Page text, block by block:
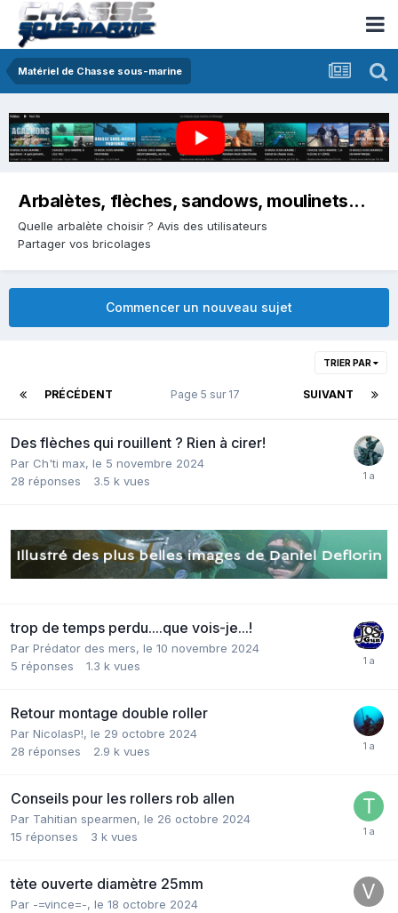
Matériel de Chasse sous-marine
Arbalètes, flèches, sandows, moulinets...
Quelle arbalète choisir ? Avis des utilisateurs
Partager vos bricolages
Commencer un nouveau sujet
TRIER PAR
PRÉCÉDENT SUIVANT
Page 5 sur 17
Des flèches qui rouillent ? Rien à cirer!
Par Ch'ti max, le 5 novembre 2024
28 réponses 3.5 k vues
trop de temps perdu....que vois-je...!
Par Prédator des mers, le 10 novembre 2024
5 réponses 1.3 k vues
Retour montage double roller
Par NicolasP!, le 29 octobre 2024
28 réponses 2.9 k vues
Conseils pour les rollers rob allen
Par Tahitian spearmen, le 26 octobre 2024
15 réponses 3 k vues
tète ouverte diamètre 25mm
Par -=vince=-, le 18 octobre 2024